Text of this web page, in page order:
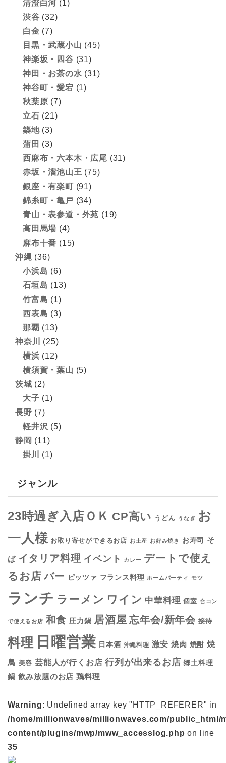
清澄白河 (1)
渋谷 (32)
白金 (7)
目黒・武蔵小山 (45)
神楽坂・四谷 (31)
神田・お茶の水 (31)
神谷町・愛宕 (1)
秋葉原 (7)
立石 (21)
築地(3)
蒲田 (3)
西麻布・六本木・広尾 (31)
赤坂・溜池山王 (75)
銀座・有楽町 (91)
錦糸町・亀戸 (34)
青山・表参道・外苑 (19)
高田馬場 (4)
麻布十番 (15)
沖縄 (36)
小浜島 (6)
石垣島 (13)
竹富島 (1)
西表島 (3)
那覇 (13)
神奈川
(25)
横浜 (12)
横須賀・葉山 (5)
茨城 (2)
大子 (1)
長野 (7)
軽井沢 (5)
静岡 (11)
掛川
(1)
ジャンル
23時過ぎ入店ＯＫ CP高い うどん うなぎ お
一人様 お取り寄せができるお店 お土産 お好み焼き お寿司 そ
ば イタリア料理 イベント カレー デートで使え
るお店 バー ピッツァ フランス料理 ホームパーティ モツ
ランチ ラーメン ワイン 中華料理 個室 合コン
で使えるお店 和食 圧力鍋 居酒屋 忘年会/新年会 接待
料理 日曜営業 日本酒 沖縄料理 激安 焼肉 焼酎 焼
鳥 美容 芸能人が行くお店 行列が出来るお店 郷土料理
鍋 飲み放題のお店 鶏料理
Warning: Undefined array key "HTTP_REFERER" in
/home/millionwaves/millionwaves.com/public_html/
content/plugins/mwp/mww_accesslog.php on line
35